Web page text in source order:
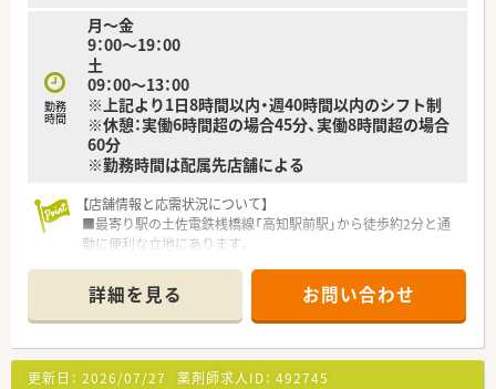
■年に1回社員を集めて会社の方向性やビジョンを共有する機会
があり、組織としての一体感を感じられる職場です。
■現場の声を積極的に経営に活かす風通しの良い社風であり、ス
タッフ同士のコミュニケーションも活発に行われています。
勤務
時間
月～金
9：00～19：00
土
09：00～13：00
※上記より1日8時間以内・週40時間以内のシフト制
※休憩：実働6時間超の場合45分、実働8時間超の場合
60分
※勤務時間は配属先店舗による
【店舗情報と応需状況について】
■最寄り駅の土佐電鉄桟橋線「高知駅前駅」から徒歩約2分と通
勤に便利な立地にあります。
30枚から40枚程度です。
■薬剤師は常勤1名、事務員1名の体制で、落ち着いて業務に取り
組める環境が整っています。
【勤務実態について】
■月間の平均残業時間は約6.6時間と非常に少なく、プライベー
詳細を見る お問い合わせ
更新日： 2026/07/27 薬剤師求人ID： 492745